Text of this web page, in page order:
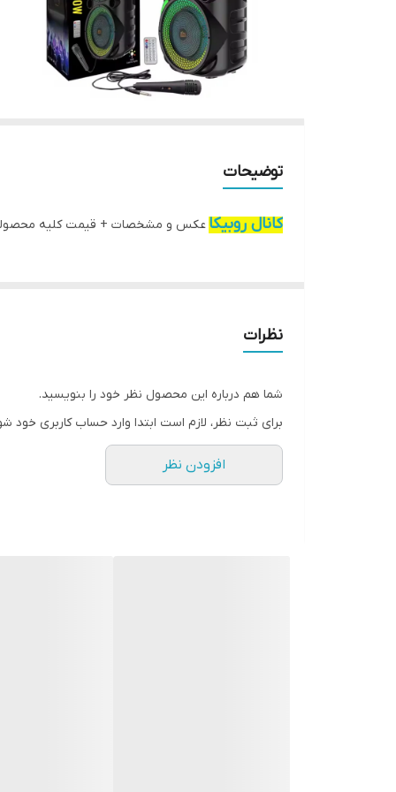
توضیحات
کانال روبیکاعکس و مشخصات + قیمت کلیه
نظرات
شما هم درباره این محصول نظر خود را بنویسید.
برای ثبت نظر، لازم است ابتدا وارد حساب کاربری خود
افزودن نظر